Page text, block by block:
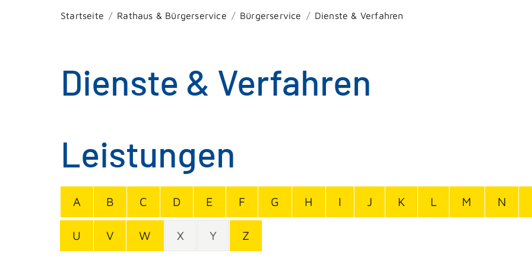
Startseite Rathaus & Bürgerservice Bürgerservice Dienste & Verfahren
Dienste & Verfahren
Leistungen
A B C D E F G H I J K L M N
U V W X Y Z